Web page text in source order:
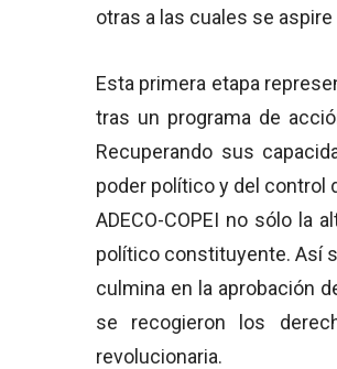
otras a las cuales se
Esta primera etapa
tras un programa de
Recuperando sus
poder político y del control
ADECO-COPEI no sólo la
político constituyente. Así
culmina en la aprobación
se recogieron los
revolucionaria.